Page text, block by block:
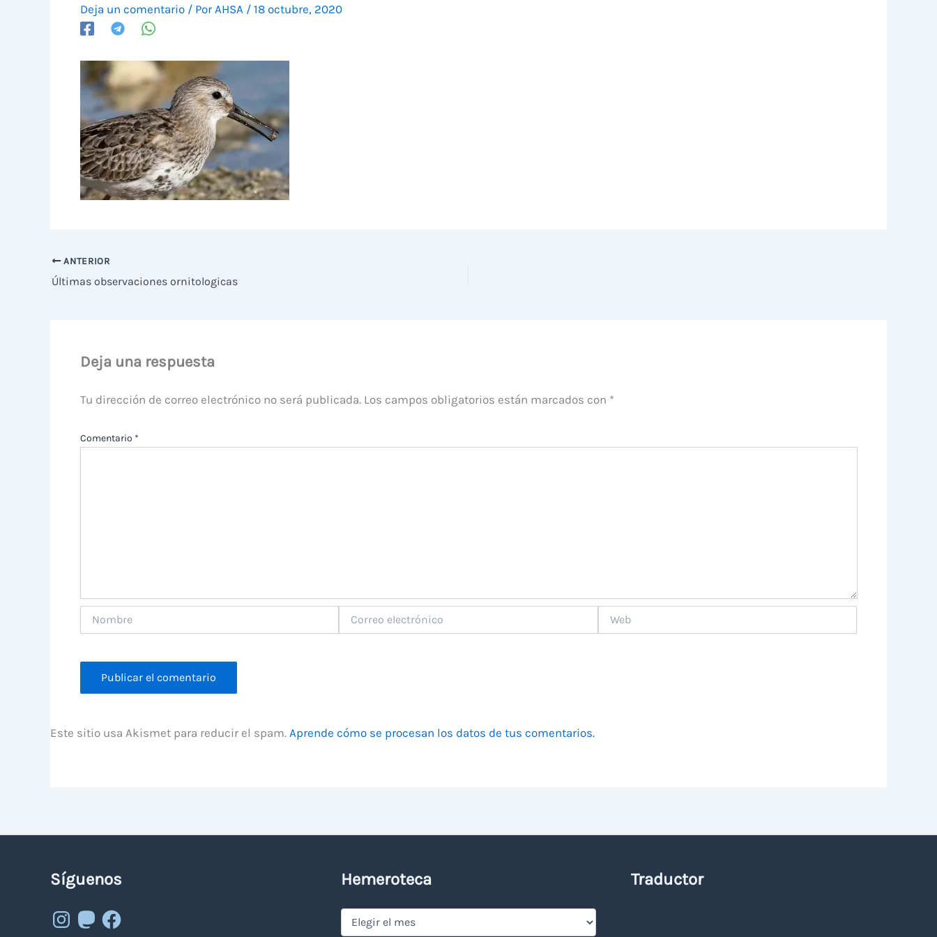
Deja un comentario / Por AHSA / 18 octubre, 2020
ANTERIOR
Últimas observaciones ornitologicas
Deja una respuesta
Tu dirección de correo electrónico no será publicada. Los campos obligatorios están marcados con *
Comentario *
electrónico
Este sitio usa Akismet para reducir el spam. Aprende cómo se procesan los datos de tus comentarios.
Síguenos
Instagram
MastodonFacebook
Hemeroteca
Hemeroteca
Traductor